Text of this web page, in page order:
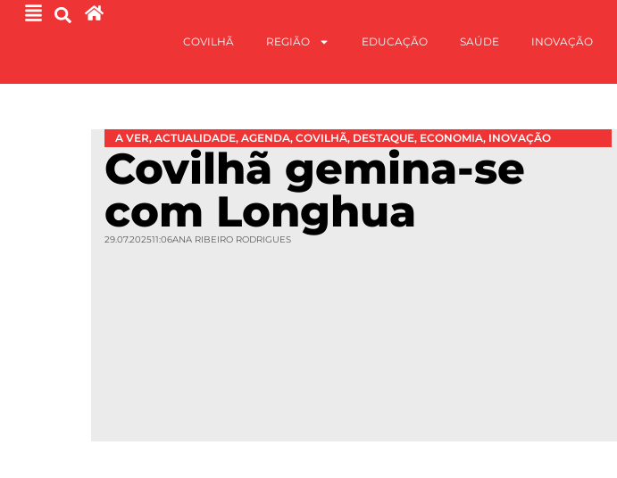
COVILHÃ REGIÃO EDUCAÇÃO SAÚDE INOVAÇÃO
A VER, ACTUALIDADE, AGENDA, COVILHÃ, DESTAQUE, ECONOMIA, INOVAÇÃO
Covilhã gemina-se
com Longhua
29.07.202511:06ANA RIBEIRO RODRIGUES